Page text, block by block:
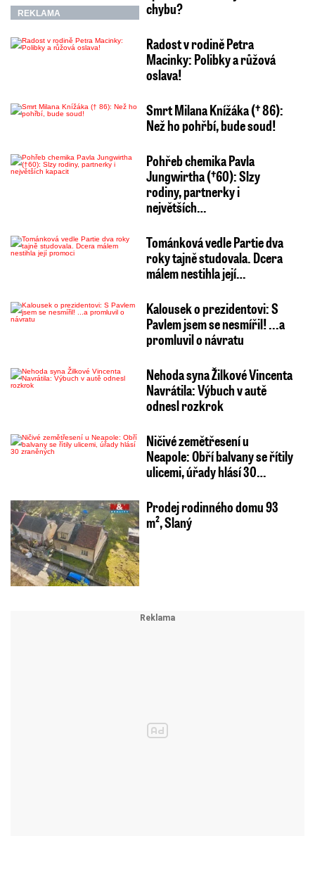
REKLAMA
chybu?
Radost v rodině Petra
Macinky: Polibky a růžová
oslava!
Smrt Milana Knížáka († 86):
Než ho pohřbí, bude soud!
Pohřeb chemika Pavla
Jungwirtha (†60): Slzy
rodiny, partnerky i
největších…
Tománková vedle Partie dva
roky tajně studovala. Dcera
málem nestihla její…
Kalousek o prezidentovi: S
Pavlem jsem se nesmířil! ...a
promluvil o návratu
Nehoda syna Žilkové Vincenta
Navrátila: Výbuch v autě
odnesl rozkrok
Ničivé zemětřesení u
Neapole: Obří balvany se řítily
ulicemi, úřady hlásí 30…
Prodej rodinného domu 93
m², Slaný